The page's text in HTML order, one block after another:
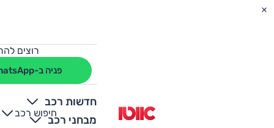
רוצים
פניה ב-WhatsApp
חדשות רכב
מבחני רכבחיפוש רכב
+
-